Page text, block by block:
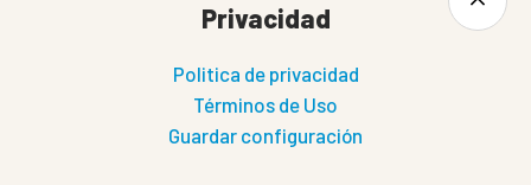
Privacidad
Politica de privacidad
Términos de Uso
Guardar configuración